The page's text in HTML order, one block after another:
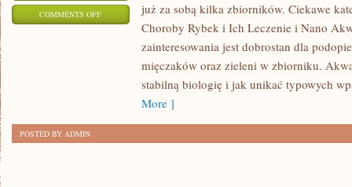
COMMENTS OFFON
PROBLEMY
AKWARIUM
już za sobą kilka zbiorników. Ciekawe
Choroby Rybek i Ich Leczenie i Nano
zainteresowania jest dobrostan dla
mięczaków oraz zieleni w zbiorniku.
stabilną biologię i jak unikać typowych
More ]
POSTED BY ADMIN